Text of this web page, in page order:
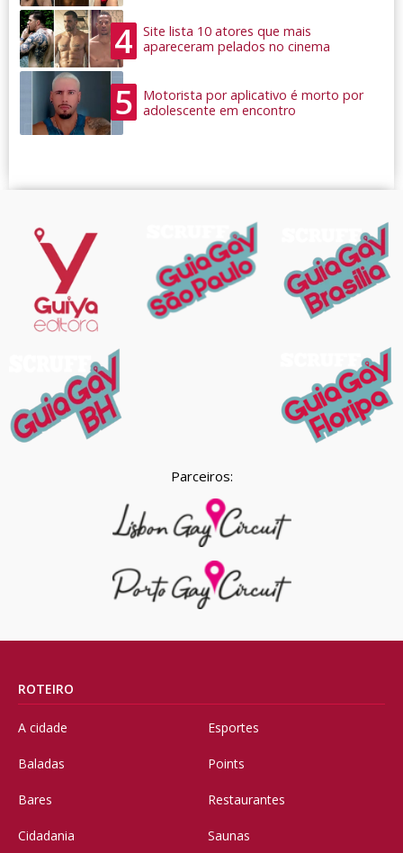
4
Site lista 10 atores que mais
apareceram pelados no cinema
5
Motorista por aplicativo é morto por
adolescente em encontro
Parceiros:
ROTEIRO
A cidade
Baladas
Bares
Cidadania
Esportes
Points
Restaurantes
Saunas